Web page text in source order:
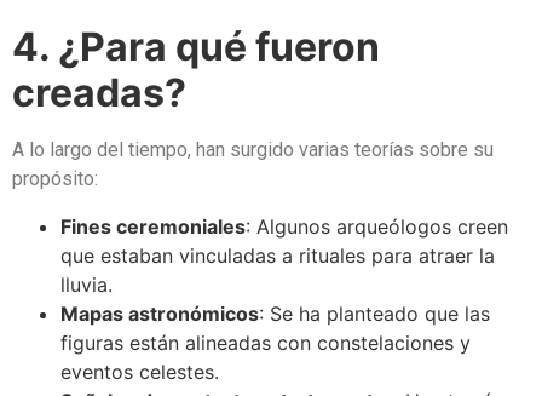
4. ¿Para qué fueron
creadas?
A lo largo del tiempo, han surgido varias teorías sobre su
propósito:
Fines ceremoniales: Algunos arqueólogos creen
que estaban vinculadas a rituales para atraer la
lluvia.
Mapas astronómicos: Se ha planteado que las
figuras están alineadas con constelaciones y
eventos celestes.